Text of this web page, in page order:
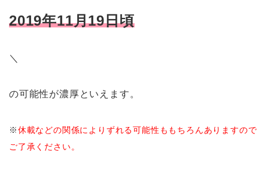
2019年11月19日頃
＼
の可能性が濃厚といえます。
※休載などの関係によりずれる可能性ももちろんありますので
ご了承ください。